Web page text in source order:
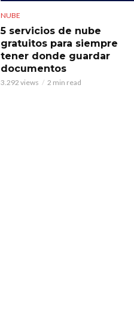
NUBE
5 servicios de nube
gratuitos para siempre
tener donde guardar
documentos
3.292 views 2 min read